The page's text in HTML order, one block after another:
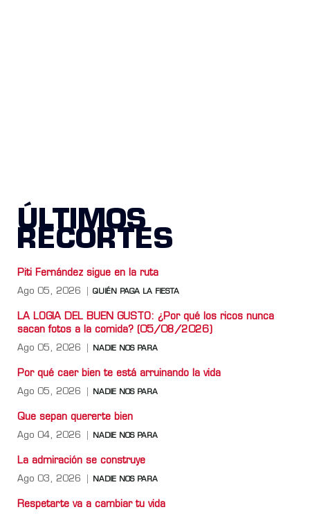
ÚLTIMOS
RECORTES
Piti Fernández sigue en la ruta
Ago 05, 2026 QUIÉN PAGA LA FIESTA
LA LOGIA DEL BUEN GUSTO: ¿Por qué los ricos nunca
sacan fotos a la comida? (05/08/2026)
Ago 05, 2026 NADIE NOS PARA
Por qué caer bien te está arruinando la vida
Ago 05, 2026 NADIE NOS PARA
Que sepan quererte bien
Ago 04, 2026 NADIE NOS PARA
La admiración se construye
Ago 03, 2026 NADIE NOS PARA
Respetarte va a cambiar tu vida